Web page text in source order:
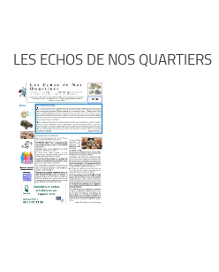
LES ECHOS DE NOS QUARTIERS